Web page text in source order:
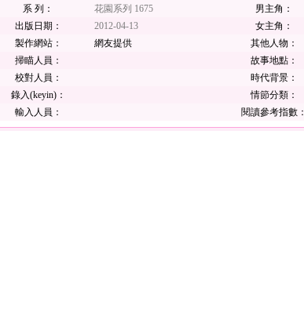
系 列：
花園系列 1675 男主角：
出版日期：
2012-04-13 女主角：
製作網站：
網友提供
其他人物：
掃瞄人員：
故事地點：
校對人員：
時代背景：
錄入(keyin)：
情節分類：
輸入人員：
閱讀參考指數：